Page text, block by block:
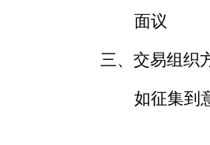
面议
三、交易组织
如征集到